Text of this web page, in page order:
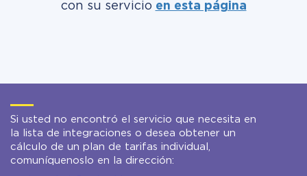
con su servicio en esta página
Si usted no encontró el servicio que necesita en
la lista de integraciones o desea obtener un
cálculo de un plan de tarifas individual,
comuníquenoslo en la dirección: